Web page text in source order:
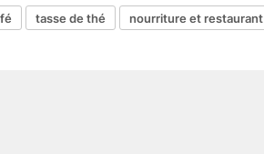
tasse de thé nourriture et restaurant